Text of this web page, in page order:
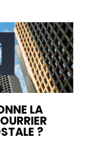
LA
?